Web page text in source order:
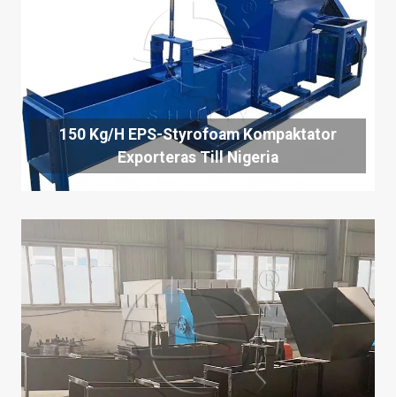
150 Kg/h EPS-Styrofoam Kompaktator
Exporteras Till Nigeria